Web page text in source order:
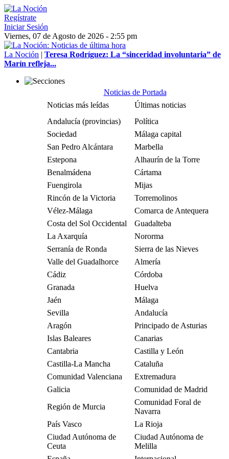
Regístrate
Iniciar Sesión
Viernes, 07 de Agosto de 2026 - 2:55 pm
La Noción | Teresa Rodríguez: La “sinceridad involuntaria” de
Marín refleja...
Noticias de Portada
Noticias más leídas
Últimas noticias
Andalucía (provincias)
Política
Sociedad
Málaga capital
San Pedro Alcántara
Marbella
Estepona
Alhaurín de la Torre
Benalmádena
Cártama
Fuengirola
Mijas
Rincón de la Victoria
Torremolinos
Vélez-Málaga
Comarca de Antequera
Costa del Sol Occidental
Guadalteba
La Axarquía
Nororma
Serranía de Ronda
Sierra de las Nieves
Valle del Guadalhorce
Almería
Cádiz
Córdoba
Granada
Huelva
Jaén
Málaga
Sevilla
Andalucía
Aragón
Principado de Asturias
Islas Baleares
Canarias
Cantabria
Castilla y León
Castilla-La Mancha
Cataluña
Comunidad Valenciana
Extremadura
Galicia
Comunidad de Madrid
Región de Murcia
Comunidad Foral de
Navarra
País Vasco
La Rioja
Ciudad Autónoma de
Ceuta
Ciudad Autónoma de
Melilla